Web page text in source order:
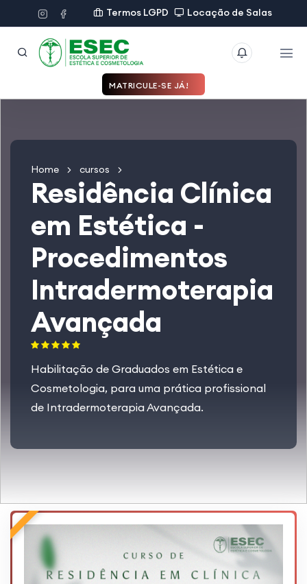
Termos LGPD Locação de Salas
MATRICULE-SE JÁ!
Home cursos
Residência Clínica
em Estética -
Procedimentos
Intradermoterapia
Avançada
Habilitação de Graduados em Estética e
Cosmetologia, para uma prática profissional
de Intradermoterapia Avançada.